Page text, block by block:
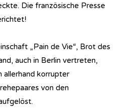
Die französische Presse
„Pain de Vie“, Brot des
auch in Berlin vertreten,
allerhand korrupter
von den